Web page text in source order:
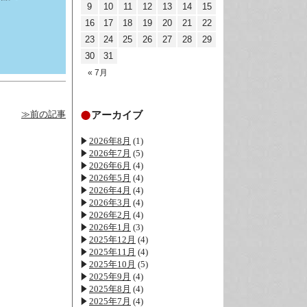
≫前の記事
« 7月
9
10 11 12 13 14
15
16
17 18 19 20 21
22
23
24 25 26 27 28
29
30
31
アーカイブ
2026年8月 (1)
2026年7月 (5)
2026年6月 (4)
2026年5月 (4)
2026年4月 (4)
2026年3月 (4)
2026年2月 (4)
2026年1月 (3)
2025年12月 (4)
2025年11月 (4)
2025年10月 (5)
2025年9月 (4)
2025年8月 (4)
2025年7月 (4)